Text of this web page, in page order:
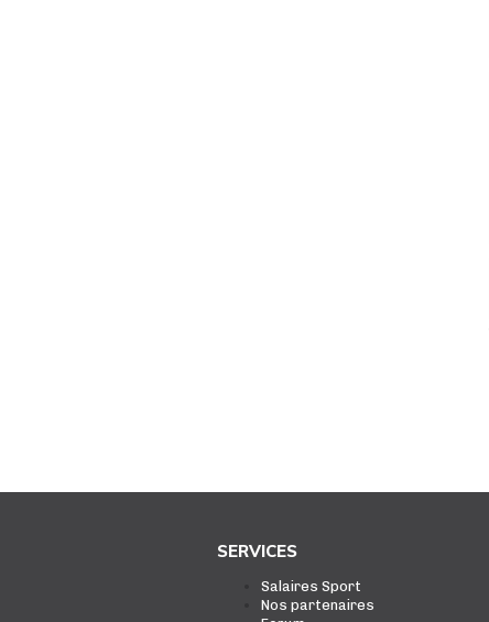
SERVICES
Salaires Sport
Nos partenaires